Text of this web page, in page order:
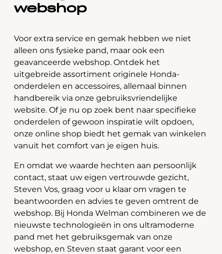
webshop
Voor extra service en gemak hebben we niet
alleen ons fysieke pand, maar ook een
geavanceerde webshop. Ontdek het
uitgebreide assortiment originele Honda-
onderdelen en accessoires, allemaal binnen
handbereik via onze gebruiksvriendelijke
website. Of je nu op zoek bent naar specifieke
onderdelen of gewoon inspiratie wilt opdoen,
onze online shop biedt het gemak van winkelen
vanuit het comfort van je eigen huis.
En omdat we waarde hechten aan persoonlijk
contact, staat uw eigen vertrouwde gezicht,
Steven Vos, graag voor u klaar om vragen te
beantwoorden en advies te geven omtrent de
webshop. Bij Honda Welman combineren we de
nieuwste technologieën in ons ultramoderne
pand met het gebruiksgemak van onze
webshop, en Steven staat garant voor een